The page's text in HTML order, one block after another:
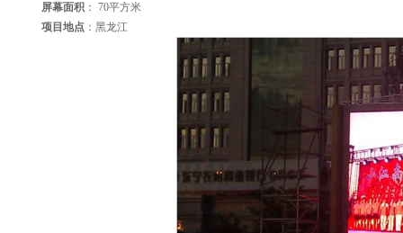
屏幕面积 ： 70平方米
项目地点 ：黑龙江